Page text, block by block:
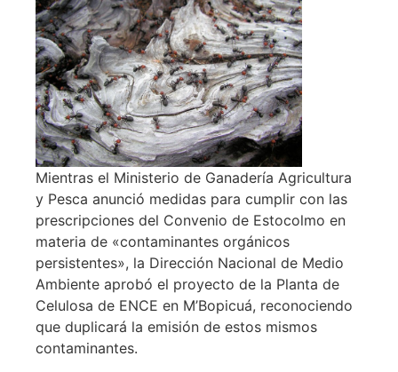
Mientras el Ministerio de Ganadería Agricultura
y Pesca anunció medidas para cumplir con las
prescripciones del Convenio de Estocolmo en
materia de «contaminantes orgánicos
persistentes», la Dirección Nacional de Medio
Ambiente aprobó el proyecto de la Planta de
Celulosa de ENCE en M’Bopicuá, reconociendo
que duplicará la emisión de estos mismos
contaminantes.